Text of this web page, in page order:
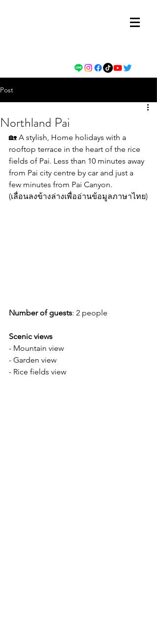
Post
Northland Pai
🏡 A stylish, Home holidays with a
rooftop terrace in the heart of the rice
fields of Pai. Less than 10 minutes away
from Pai city centre by car and just a
few minutes from Pai Canyon.
(เลื่อนลงข้างล่างเพื่ออ่านข้อมูลภาษาไทย)
Number of guests: 2 people
Scenic views
- Mountain view
- Garden view
- Rice fields view